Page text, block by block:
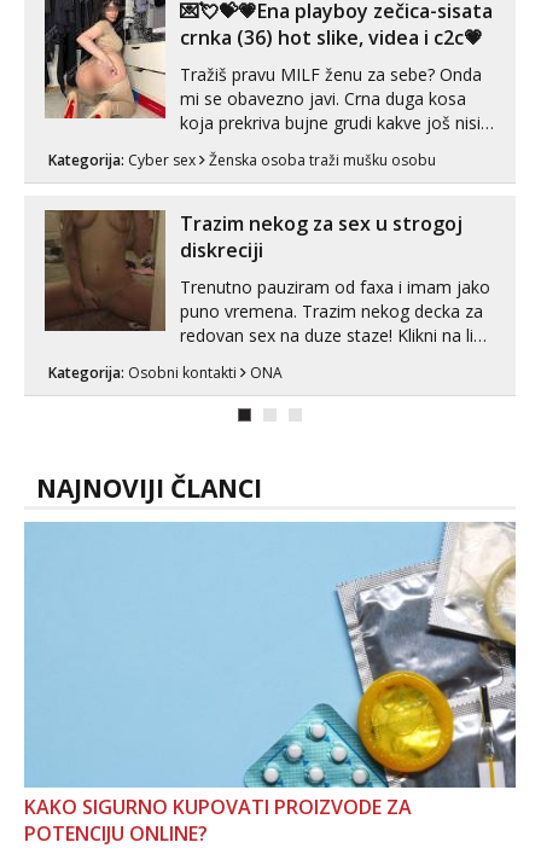
Čekam tvoj poziv!
tel:0,93€ - mob:1,12€ min
Martina
Tel:064/677-677- Kod: #110
Zara
Čekam tvoj poziv!
064/677-677- Kod: #123
tel:0,93€ - mob:1,12€ min
Anđela
Čekam tvoj poziv!
💌💘💝💗Ena playboy zečica-sisata
crnka (36) hot slike, videa i c2c💗
Tražiš pravu MILF ženu za sebe? Onda
mi se obavezno javi. Crna duga kosa
koja prekriva bujne grudi kakve još nisi
vidio, čista ŠESTICA! A usne? O usnama
bolje da ni ne pričam. Prave pune usne
vjeruj mi, takve još nisi vidio. Uvijek sam
spremna za ONLOINE zabavu...
Kategorija: Cyber sex Ženska osoba traži mušku osobu
Trazim nekog za sex u strogoj
diskreciji
Trenutno pauziram od faxa i imam jako
puno vremena. Trazim nekog decka za
redovan sex na duze staze! Klikni na link
Kategorija: Osobni kontakti ONA
NAJNOVIJI ČLANCI
KAKO SIGURNO KUPOVATI PROIZVODE ZA
POTENCIJU ONLINE?